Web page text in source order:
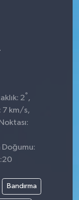
2° ,
7 km/s,
Doğumu:
Bandırma